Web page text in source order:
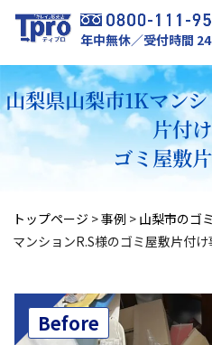
年中無休／受付時間
山梨県山梨市1Kマン
片付
ゴミ屋敷
トップページ >事例 > 山梨市のゴ
マンションR.S様のゴミ屋敷片付け
Before